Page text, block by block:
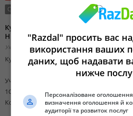
Состояние: Тип сделки:Продажа
Курсы бухгалтеров,кладовщиков
Николаеве. 1С 7.7-8.3
Украина, Николаевская область, Изменено 26
Курсы бухгалтеров в Николаеве. 1С –
Учебный центр «Финансист» проводит
1С по следующим
Конфигурациям:
"Razdal" просить вас
використання ваших
даних, щоб надавати
нижче
Персоналізоване
визначення оголошення й
аудиторії та розвиток послуг